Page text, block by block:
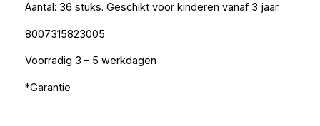
Aantal: 36 stuks. Geschikt voor kinderen vanaf 3 jaar.
8007315823005
Voorradig 3 – 5 werkdagen
*Garantie